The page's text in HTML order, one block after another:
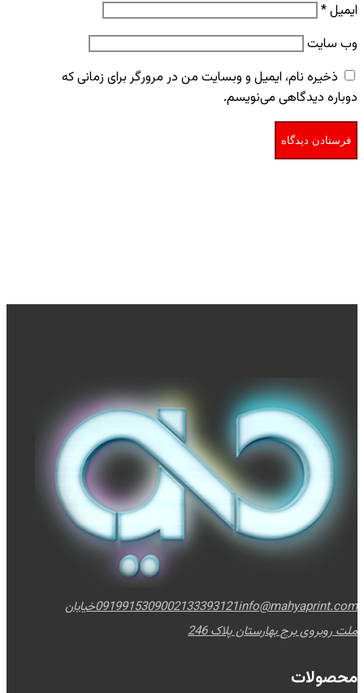
ایمیل*
وب‌ سایت
ذخیره نام، ایمیل و وبسایت من در مرورگر برای زمانی که
دوباره دیدگاهی می‌نویسم.
0919915309002133393121info@mahyaprint.com
خیابان
ملت روبروی برج بهارستان پلاک 246
محصولات